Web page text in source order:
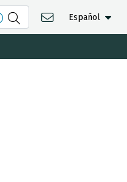
Español